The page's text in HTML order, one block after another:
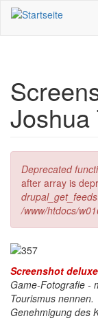
Direkt zum Inhalt
Joshua
Deprecated
after array is
/www/htdocs/
Screenshot deluxe
Game-Fotografie -
Tourismus
Genehmigung des